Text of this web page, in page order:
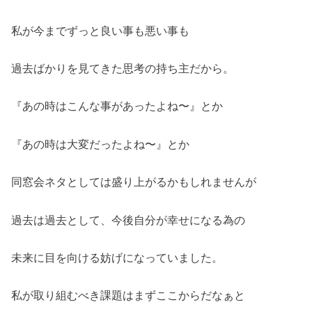
私が今までずっと良い事も悪い事も
過去ばかりを見てきた思考の持ち主だから。
『あの時はこんな事があったよね〜』とか
『あの時は大変だったよね〜』とか
同窓会ネタとしては盛り上がるかもしれませんが
過去は過去として、今後自分が幸せになる為の
未来に目を向ける妨げになっていました。
私が取り組むべき課題はまずここからだなぁと